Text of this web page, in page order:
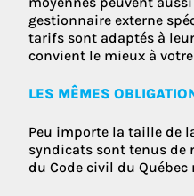
gestionnaire externe
tarifs sont adaptés à
convient le mieux à
LES MÊMES
Peu importe la taille de
syndicats sont tenus de
du Code civil du